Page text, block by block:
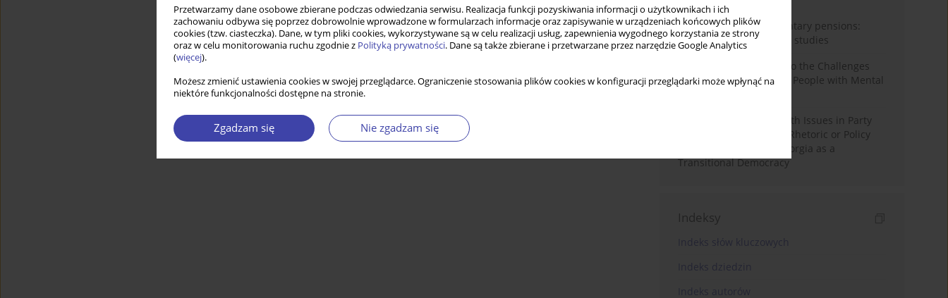
Przetwarzamy dane osobowe zbierane podczas odwiedzania serwisu. Realizacja funkcji pozyskiwania informacji o użytkownikach i ich
zachowaniu odbywa się poprzez dobrowolnie wprowadzone w formularzach informacje oraz zapisywanie w urządzeniach końcowych plików
cookies (tzw. ciasteczka). Dane, w tym pliki cookies, wykorzystywane są w celu realizacji usług, zapewnienia wygodnego korzystania ze strony
oraz w celu monitorowania ruchu zgodnie z Polityką prywatności. Dane są także zbierane i przetwarzane przez narzędzie Google Analytics
(więcej).
Możesz zmienić ustawienia cookies w swojej przeglądarce. Ograniczenie stosowania plików cookies w konfiguracji przeglądarki może wpłynąć na
niektóre funkcjonalności dostępne na stronie.
Zgadzam się Nie zgadzam się
Auto-enrolment in voluntary pensions:
Comparative OECD case studies
Bibliometric Insights into the Challenges
and Needs of Homeless People with Mental
The Politicisation of Youth Issues in Party
Programmes: Symbolic Rhetoric or Policy
Priority? The Case of Georgia as a
Transitional Democracy
Indeksy
Indeks słów kluczowych
Indeks dziedzin
Indeks autorów